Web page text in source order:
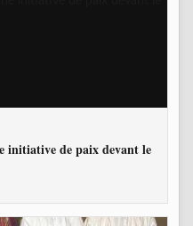
initiative de paix devant le